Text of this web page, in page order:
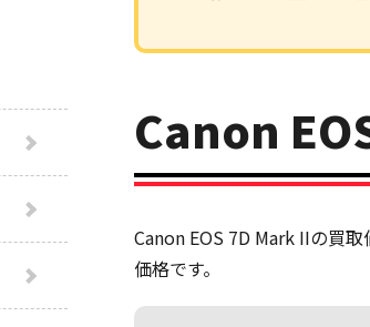
Canon
Canon EOS 7D Mark IIの買
価格です。